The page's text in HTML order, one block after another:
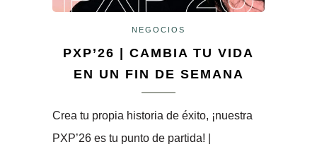
NEGOCIOS
PXP’26 | CAMBIA TU VIDA
EN UN FIN DE SEMANA
Crea tu propia historia de éxito, ¡nuestra
PXP’26 es tu punto de partida! |